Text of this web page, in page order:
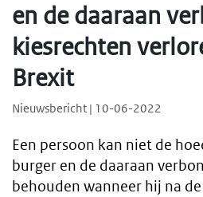
en de daaraan
kiesrechten
Brexit
Nieuwsbericht | 10-06-2022
Een persoon kan niet de
burger en de daaraan
behouden wanneer hij na